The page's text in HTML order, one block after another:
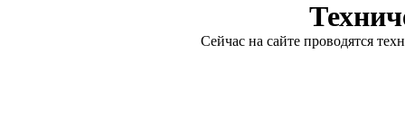
Сейчас на сайте проводятся